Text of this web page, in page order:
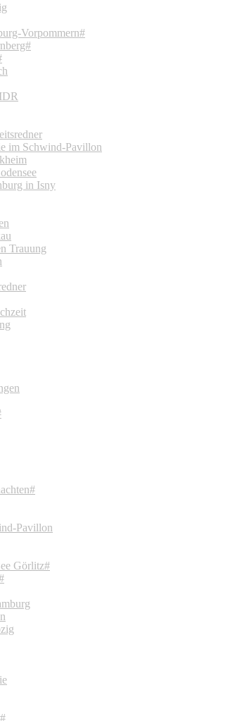
Vorpommern#
im Schwind-Pavillon
in Isny
Trauung
Pavillon
Görlitz#